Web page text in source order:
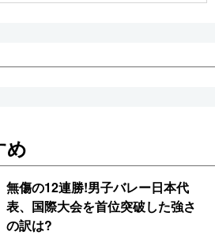
め
無傷の12連勝!男子バレー日本代
表、国際大会を首位突破した強さ
の訳は?